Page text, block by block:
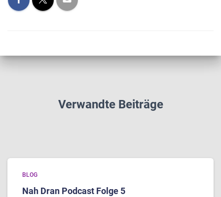
Verwandte Beiträge
BLOG
Nah Dran Podcast Folge 5